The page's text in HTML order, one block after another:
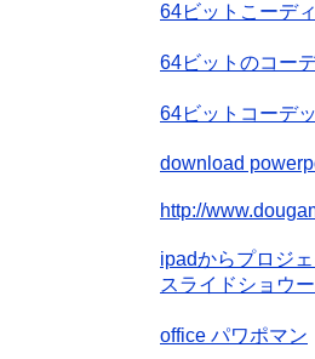
64ビットこーデ
64ビットのコー
64ビットコーデ
download
http://
ipadからプロジ
スライドショウ
office パワポマン